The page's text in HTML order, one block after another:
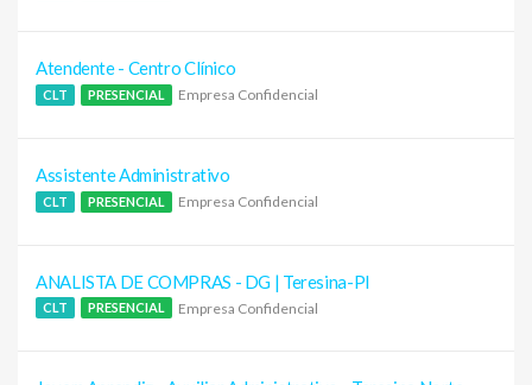
Atendente - Centro Clínico
CLT PRESENCIAL Empresa Confidencial
Assistente Administrativo
CLT PRESENCIAL Empresa Confidencial
ANALISTA DE COMPRAS - DG | Teresina-PI
CLT PRESENCIAL Empresa Confidencial